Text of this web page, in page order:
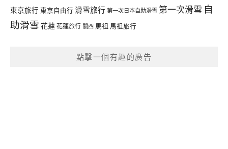
東京旅行 東京自由行 滑雪旅行 第一次日本自助滑雪 第一次滑雪 自
助滑雪 花蓮花蓮旅行 關西 馬祖 馬祖旅行
點擊一個有趣的廣告